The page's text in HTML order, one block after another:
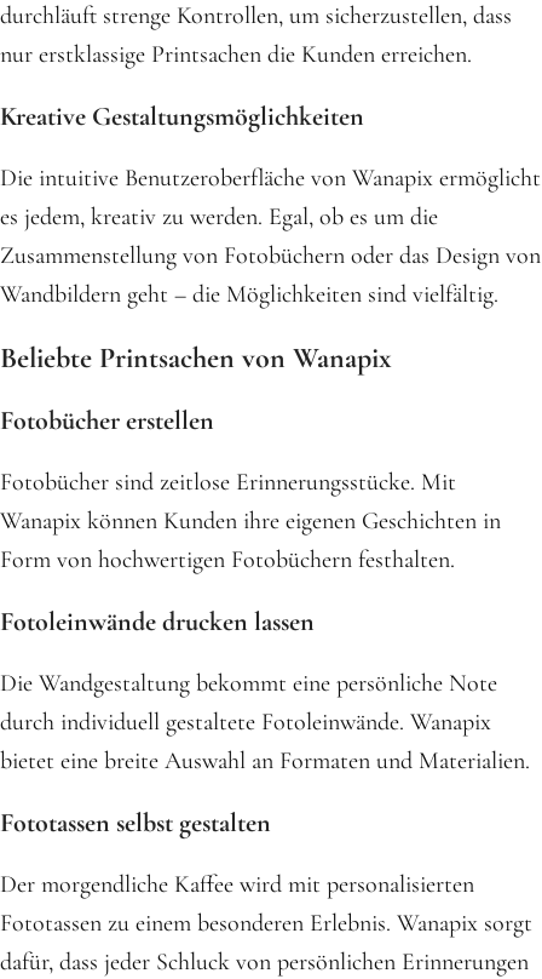
durchläuft strenge Kontrollen, um sicherzustellen, dass
nur erstklassige Printsachen die Kunden erreichen.
Kreative Gestaltungsmöglichkeiten
Die intuitive Benutzeroberfläche von Wanapix ermöglicht
es jedem, kreativ zu werden. Egal, ob es um die
Zusammenstellung von Fotobüchern oder das Design von
Wandbildern geht – die Möglichkeiten sind vielfältig.
Beliebte Printsachen von Wanapix
Fotobücher erstellen
Fotobücher sind zeitlose Erinnerungsstücke. Mit
Wanapix können Kunden ihre eigenen Geschichten in
Form von hochwertigen Fotobüchern festhalten.
Fotoleinwände drucken lassen
Die Wandgestaltung bekommt eine persönliche Note
durch individuell gestaltete Fotoleinwände. Wanapix
bietet eine breite Auswahl an Formaten und Materialien.
Fototassen selbst gestalten
Der morgendliche Kaffee wird mit personalisierten
Fototassen zu einem besonderen Erlebnis. Wanapix sorgt
dafür, dass jeder Schluck von persönlichen Erinnerungen